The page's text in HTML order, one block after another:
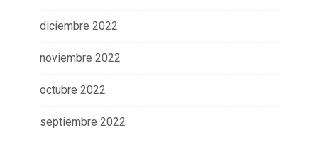
diciembre 2022
noviembre 2022
octubre 2022
septiembre 2022